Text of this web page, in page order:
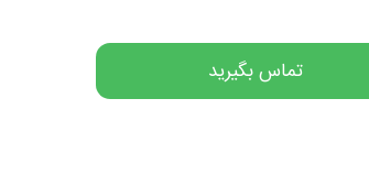
تماس بگیرید